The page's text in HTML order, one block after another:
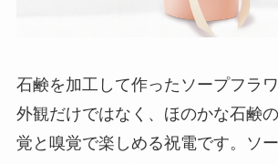
石鹸を加工して作ったソープフラ
外観だけではなく、ほのかな石鹸
覚と嗅覚で楽しめる祝電です。ソ